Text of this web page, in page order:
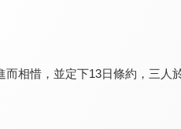
相惜，並定下13日條約，三人